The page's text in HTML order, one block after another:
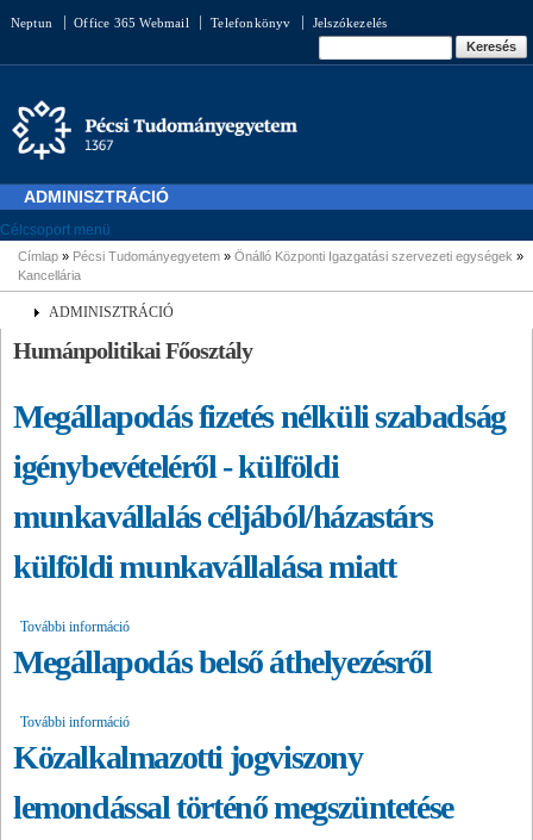
Neptun Office 365 Webmail Telefonkönyv Jelszókezelés
Keresés
ADMINISZTRÁCIÓ
Célcsoport menü
Jelenlegi hely
Címlap » Pécsi Tudományegyetem » Önálló Központi Igazgatási szervezeti egységek »
Kancellária
ADMINISZTRÁCIÓ
Humánpolitikai Főosztály
Megállapodás fizetés nélküli szabadság
igénybevételéről - külföldi
munkavállalás céljából/házastárs
külföldi munkavállalása miatt
További információ
munkavállalás céljából/házastárs külföldi munkavállalása miatt
tartalommal kapcsolatosan
Megállapodás belső áthelyezésről
További információ
Közalkalmazotti jogviszony
lemondással történő megszüntetése